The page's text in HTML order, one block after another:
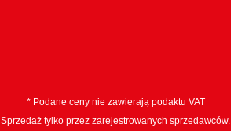
* Podane ceny nie zawierają podaktu VAT
Sprzedaż tylko przez zarejestrowanych sprzedawców.